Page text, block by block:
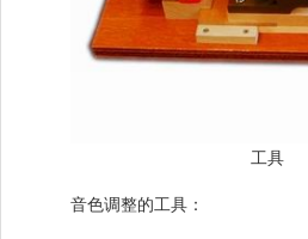
工具
音色调整的工具：